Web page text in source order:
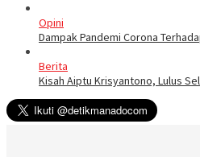
Opini
Dampak Pandemi Corona
Berita
Kisah Aiptu Krisyantono, Lulus